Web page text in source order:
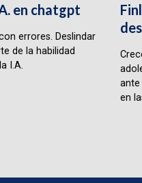
en chatgpt
errores. Deslindar
de la habilidad
I.A.
en